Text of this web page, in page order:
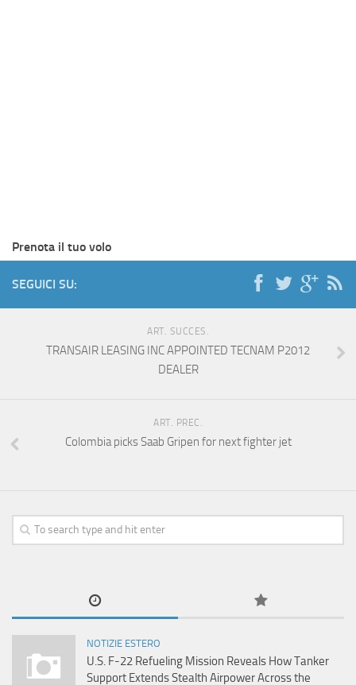
Prenota il tuo volo
SEGUICI SU:
ART. SUCCES.
TRANSAIR LEASING INC APPOINTED TECNAM P2012
DEALER
ART. PREC.
Colombia picks Saab Gripen for next fighter jet
NOTIZIE ESTERO
U.S. F-22 Refueling Mission Reveals How Tanker
Support Extends Stealth Airpower Across the